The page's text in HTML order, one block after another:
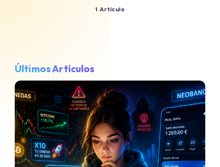
1 Artículo
Últimos Artículos